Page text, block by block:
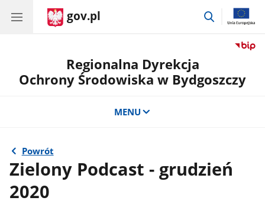
gov.pl
przejdź
Regionalna Dyrekcja
Ochrony Środowiska w Bydgoszczy
MENU
Powrót
Zielony Podcast - grudzień
2020